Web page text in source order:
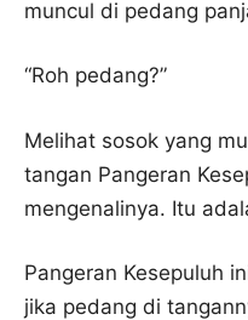
muncul di pedang
“Roh pedang?”
Melihat sosok yang
tangan Pangeran
mengenalinya. Itu
Pangeran Kesepuluh
jika pedang di